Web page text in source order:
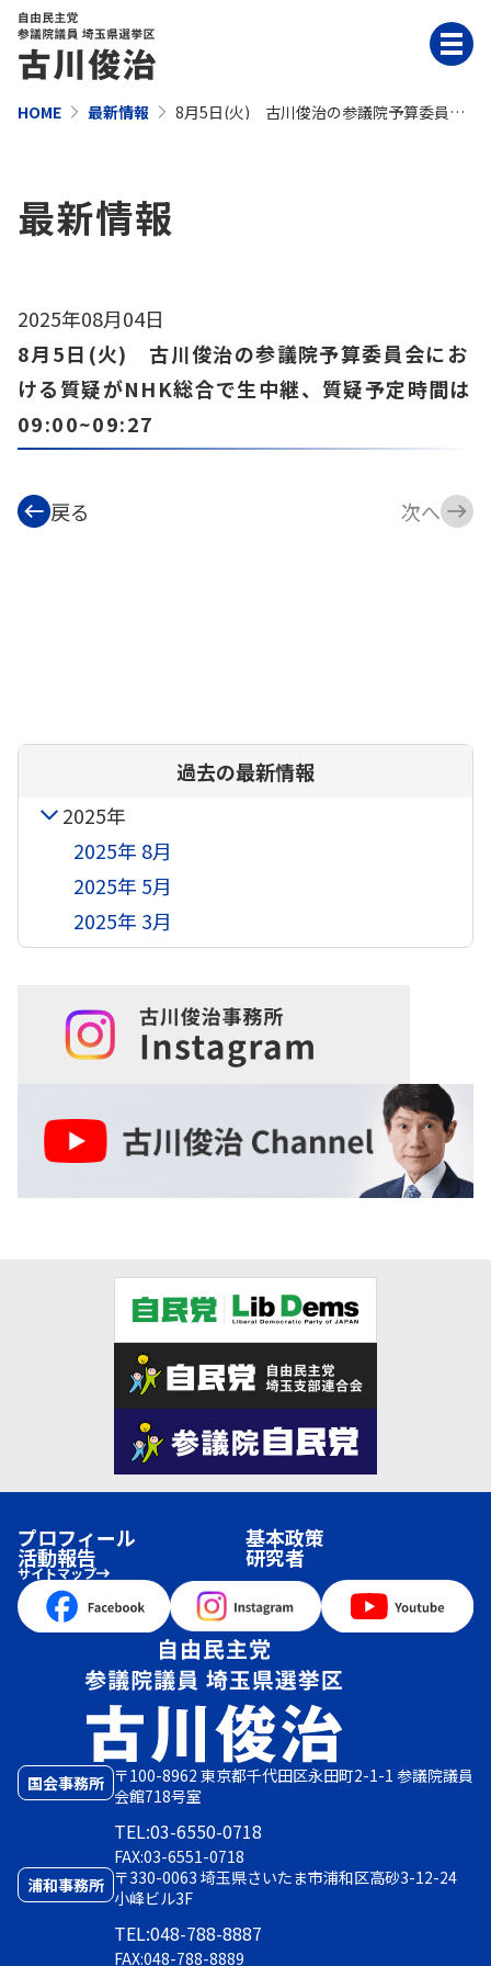
HOME 最新情報 8月5日(火) 古川俊治の参議院予算委員会
最新情報
2025年08月04日
8月5日(火) 古川俊治の参議院予算委員会にお
ける質疑がNHK総合で生中継、質疑予定時間は
09:00~09:27
戻る 次へ
過去の最新情報
2025年
2025年 8月
2025年 5月
2025年 3月
国会事務所 〒100-8962 東京都千代田区永田町2-1-1 参議院議員
会館718号室
TEL:03-6550-0718
FAX:03-6551-0718
浦和事務所 〒330-0063 埼玉県さいたま市浦和区高砂3-12-24
小峰ビル3F
TEL:048-788-8887
FAX:048-788-8889
プロフィール 基本政策
活動報告 研究者
サイトマップ